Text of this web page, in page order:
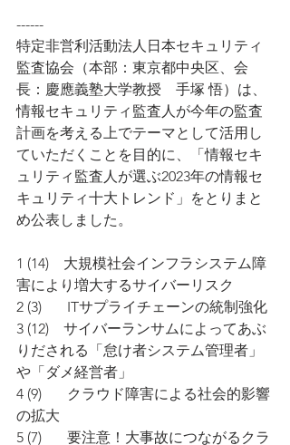
------
特定非営利活動法人日本セキュリティ
監査協会（本部：東京都中央区、会
長：慶應義塾大学教授　手塚 悟）は、
情報セキュリティ監査人が今年の監査
計画を考える上でテーマとして活用し
ていただくことを目的に、「情報セキ
ュリティ監査人が選ぶ2023年の情報セ
キュリティ十大トレンド」をとりまと
め公表しました。
1 (14)　大規模社会インフラシステム障
害により増大するサイバーリスク
2 (3)	　ITサプライチェーンの統制強化
3 (12)　サイバーランサムによってあぶ
りだされる「怠け者システム管理者」
や「ダメ経営者」
4 (9)	　クラウド障害による社会的影響
の拡大
5 (7)	　要注意！大事故につながるクラ